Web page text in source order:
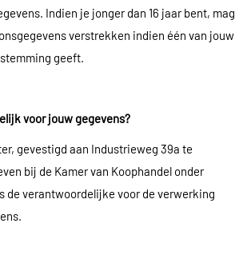
Indien je jonger dan 16 jaar bent, mag
verstrekken indien één van jouw
geeft.
voor jouw gegevens?
gevestigd aan Industrieweg 39a te
bij de Kamer van Koophandel onder
de verantwoordelijke voor de verwerking